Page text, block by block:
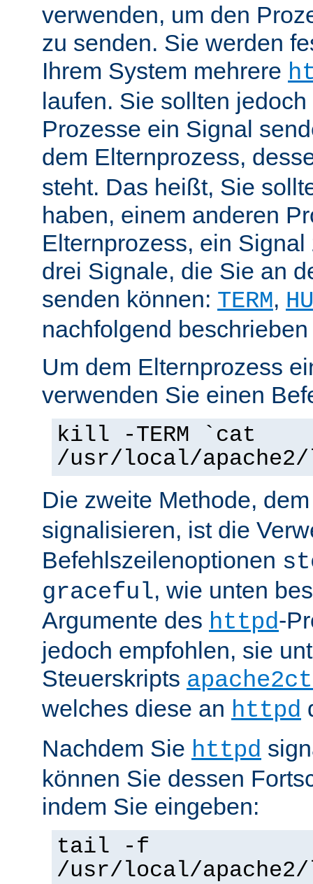
verwenden, um den
zu senden. Sie werden
Ihrem System mehrere
laufen. Sie sollten
Prozesse ein Signal
dem Elternprozess,
steht. Das heißt, Sie
haben, einem anderen
Elternprozess, ein
drei Signale, die Sie an
senden können: TERM,
nachfolgend
Um dem Elternprozess
verwenden Sie einen
kill -TERM `cat
/usr/local/
Die zweite Methode,
signalisieren, ist die
Befehlszeilenoptionen
graceful, wie unten
Argumente des httpd-
jedoch empfohlen, sie
Steuerskripts
welches diese an httpd
Nachdem Sie httpd
können Sie dessen
indem Sie eingeben:
tail -f
/usr/local/